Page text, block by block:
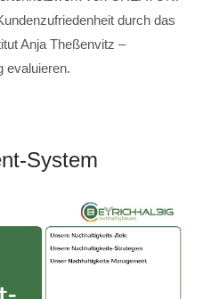
durch das
Anja Theßenvitz –
evaluieren.
System